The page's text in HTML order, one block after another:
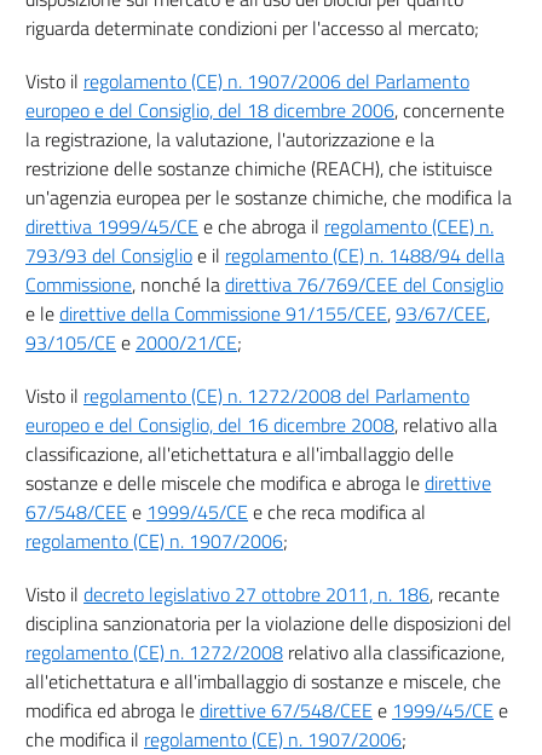
riguarda determinate condizioni per l'accesso al mercato;
Visto il regolamento (CE) n. 1907/2006 del Parlamento
europeo e del Consiglio, del 18 dicembre 2006, concernente
la registrazione, la valutazione, l'autorizzazione e la
restrizione delle sostanze chimiche (REACH), che istituisce
un'agenzia europea per le sostanze chimiche, che modifica la
direttiva 1999/45/CE e che abroga il regolamento (CEE) n.
793/93 del Consiglioe il regolamento (CE) n. 1488/94 della
Commissione, nonché ladirettiva 76/769/CEE del Consiglio
e ledirettive della Commissione 91/155/CEE,93/67/CEE,
93/105/CE e 2000/21/CE;
Visto il regolamento (CE) n. 1272/2008 del Parlamento
europeo e del Consiglio, del 16 dicembre 2008, relativo alla
classificazione, all'etichettatura e all'imballaggio delle
sostanze e delle miscele che modifica e abroga ledirettive
67/548/CEE e 1999/45/CE e che reca modifica al
regolamento (CE) n. 1907/2006;
Visto il decreto legislativo 27 ottobre 2011, n. 186, recante
disciplina sanzionatoria per la violazione delle disposizioni del
regolamento (CE) n. 1272/2008 relativo alla classificazione,
all'etichettatura e all'imballaggio di sostanze e miscele, che
modifica ed abroga ledirettive 67/548/CEE e 1999/45/CE e
che modifica il regolamento (CE) n. 1907/2006;